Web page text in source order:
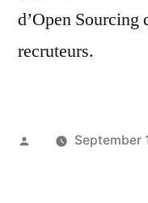
d’Open Sourcing
recruteurs.
PostedSeptember